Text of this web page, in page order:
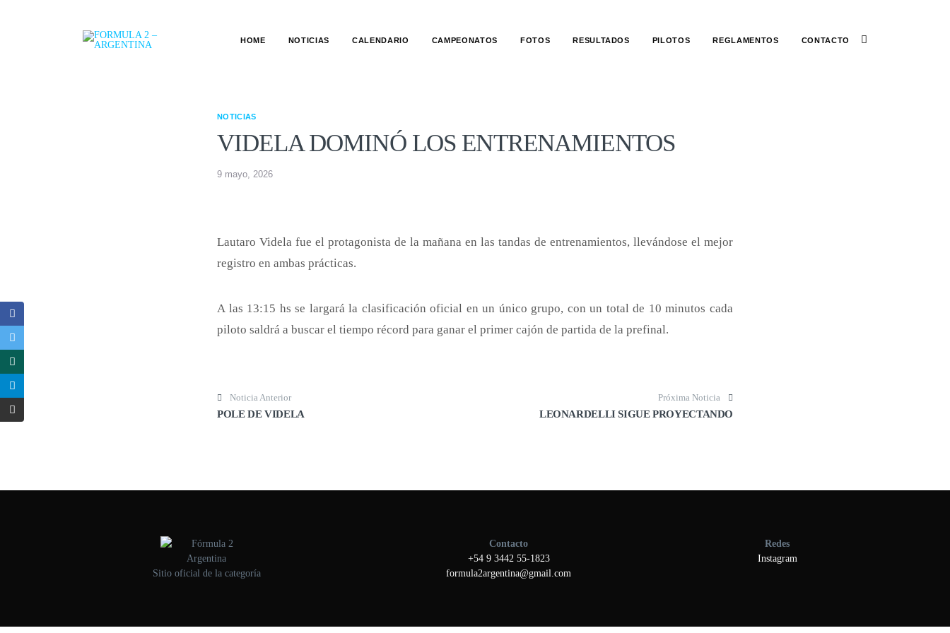
HOME NOTICIAS CALENDARIO CAMPEONATOS FOTOS RESULTADOS PILOTOS REGLAMENTOS CONTACTO
NOTICIAS
VIDELA DOMINÓ LOS ENTRENAMIENTOS
9 mayo, 2026
Lautaro Videla fue el protagonista de la mañana en las tandas de entrenamientos, llevándose el mejor
registro en ambas prácticas.
A las 13:15 hs se largará la clasificación oficial en un único grupo, con un total de 10 minutos cada
piloto saldrá a buscar el tiempo récord para ganar el primer cajón de partida de la prefinal.
Post navigation
Noticia Anterior
POLE DE VIDELA
Próxima Noticia
LEONARDELLI SIGUE PROYECTANDO
Sitio oficial de la categoría
Contacto
+54 9 3442 55-1823
formula2argentina@gmail.com
Redes
Instagram